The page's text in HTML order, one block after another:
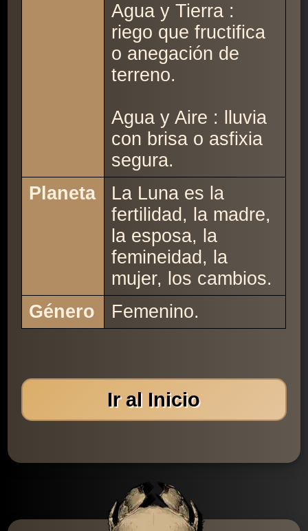
Agua y Tierra :
riego que fructifica
o anegación de
terreno.
Agua y Aire : lluvia
con brisa o asfixia
segura.
Planeta
La Luna es la
fertilidad, la madre,
la esposa, la
femineidad, la
mujer, los cambios.
Género
Femenino.
Ir al Inicio